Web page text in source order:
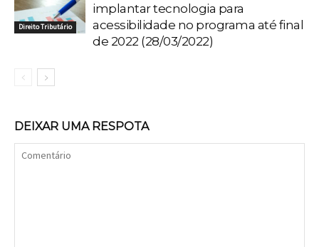
Direito Tributário
implantar tecnologia para
acessibilidade no programa até final
de 2022 (28/03/2022)
DEIXAR UMA RESPOTA